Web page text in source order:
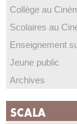
Collège au
Scolaires au
Enseignement
Jeune public
Archives